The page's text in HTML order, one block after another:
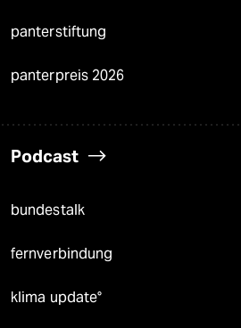
panterstiftung
panterpreis 2026
Podcast
bundestalk
fernverbindung
klima update°